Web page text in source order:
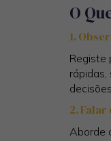
O
1.
Registe
2. Falar
Aborde